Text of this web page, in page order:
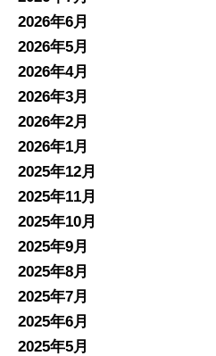
2026年6月
2026年5月
2026年4月
2026年3月
2026年2月
2026年1月
2025年12月
2025年11月
2025年10月
2025年9月
2025年8月
2025年7月
2025年6月
2025年5月